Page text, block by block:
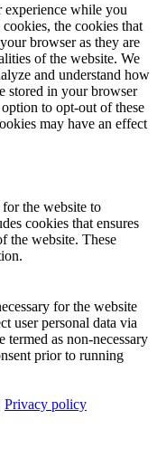
experience while you
the cookies that
browser as they are
of the website. We
and understand how
stored in your browser
to opt-out of these
may have an effect
for the website to
cookies that ensures
the website. These
for the website
user personal data via
termed as non-necessary
prior to running
Privacy policy